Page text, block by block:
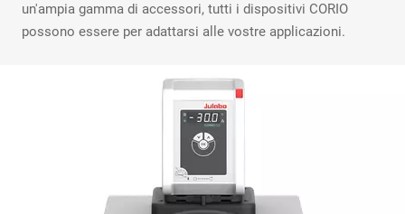
un'ampia gamma di accessori, tutti i dispositivi CORIO
possono essere per adattarsi alle vostre applicazioni.